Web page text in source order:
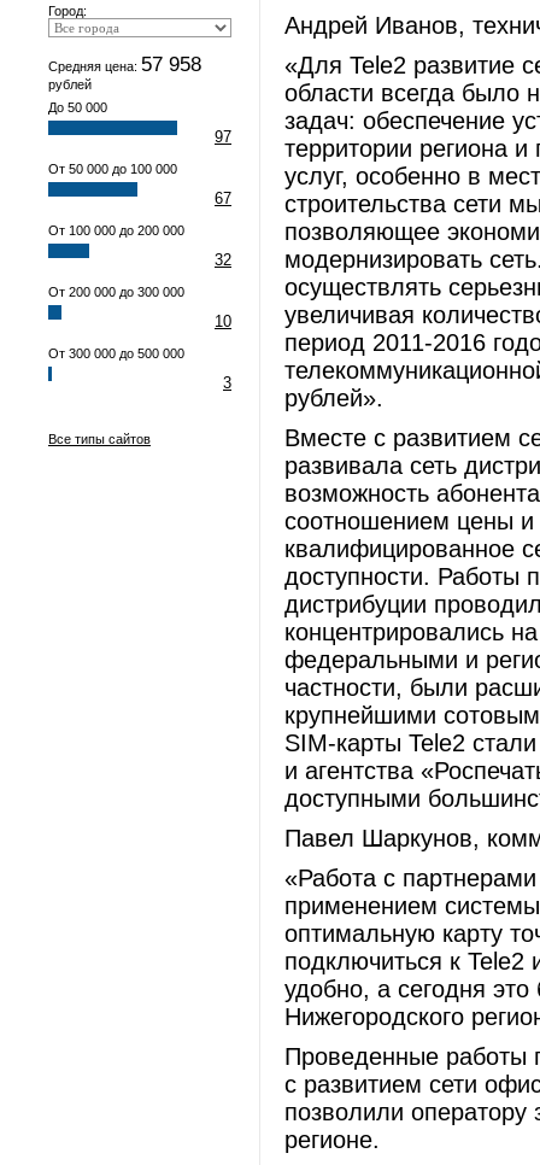
Город:
Средняя цена: 57 958
рублей
До 50 000
97
От 50 000 до 100 000
67
От 100 000 до 200 000
32
От 200 000 до 300 000
10
От 300 000 до 500 000
3
Все типы сайтов
Андрей Иванов,
«Для Tele2 развитие
области всегда было
задач: обеспечение
территории региона
услуг, особенно в
строительства сети
позволяющее
модернизировать
осуществлять
увеличивая
период 2011-2016
рублей».
Вместе с развитием
развивала сеть
возможность
соотношением цены и
квалифицированное
доступности. Работы
дистрибуции
концентрировались
федеральными и
частности, были
крупнейшими
SIM-карты Tele2
и агентства
доступными
Павел Шаркунов,
«Работа с
применением
оптимальную карту
подключиться к Tele2
удобно, а сегодня
Нижегородского
Проведенные работы
с развитием сети
позволили оператору
регионе.